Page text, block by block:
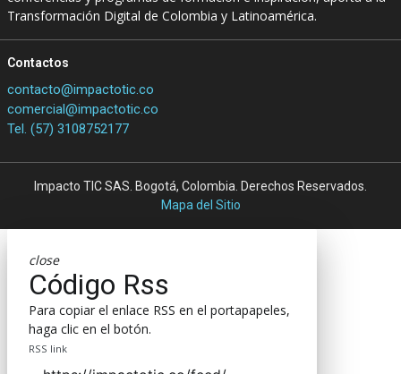
Transformación Digital de Colombia y Latinoamérica.
Contactos
contacto@impactotic.co
comercial@impactotic.co
Tel. (57) 3108752177
Impacto TIC SAS. Bogotá, Colombia. Derechos Reservados.
Mapa del Sitio
close
Código Rss
Para copiar el enlace RSS en el portapapeles,
haga clic en el botón.
RSS link